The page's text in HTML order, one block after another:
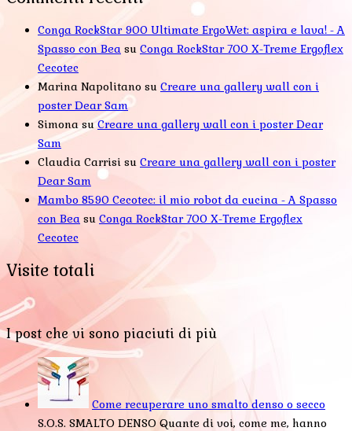
Conga RockStar 900 Ultimate ErgoWet: aspira e lava! - A
Spasso con Bea su Conga RockStar 700 X-Treme Ergoflex
Cecotec
Marina Napolitano su Creare una gallery wall con i
poster Dear Sam
SimonasuCreare una gallery wall con i poster Dear
Sam
Claudia Carrisi su Creare una gallery wall con i poster
Dear Sam
Mambo 8590 Cecotec: il mio robot da cucina - A Spasso
con Bea su Conga RockStar 700 X-Treme Ergoflex
Cecotec
Visite totali
I post che vi sono piaciuti di più
Come recuperare uno smalto denso o secco
S.O.S. SMALTO DENSO Quante di voi, come me, hanno